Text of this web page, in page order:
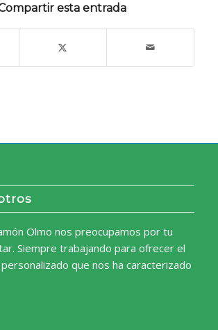
esta entrada
Olmo nos preocupamos por tu
Siempre trabajando para ofrecer el
que nos ha caracterizado